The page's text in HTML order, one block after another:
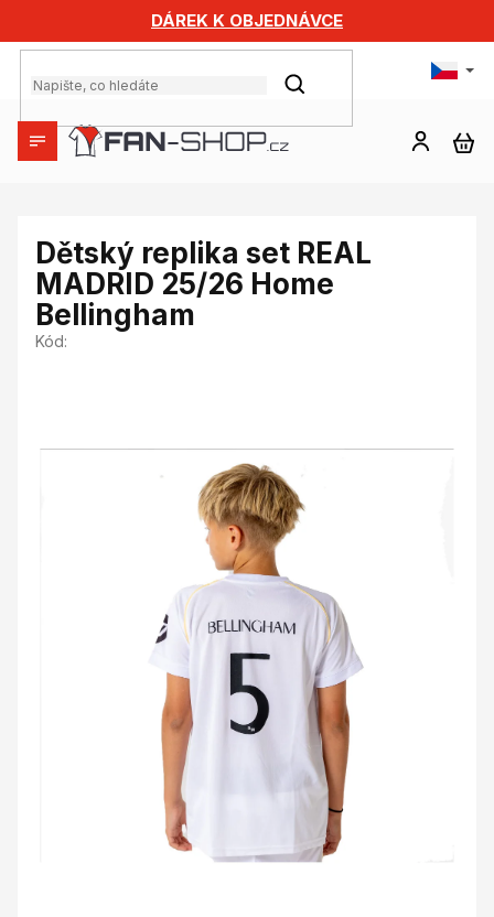
obsah
DÁREK K OBJEDNÁVCE
HLEDAT
Dětský replika set REAL
MADRID 25/26 Home
Bellingham
Kód: